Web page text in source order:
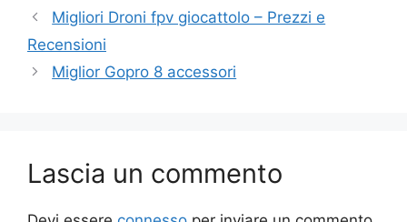
Migliori Droni fpv giocattolo – Prezzi e
Recensioni
Miglior Gopro 8 accessori
Lascia un commento